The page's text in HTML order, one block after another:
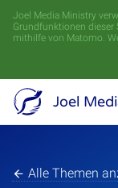
Joel Media Ministry
Grundfunktionen dieser
mithilfe von Matomo.
Joel
Alle Themen